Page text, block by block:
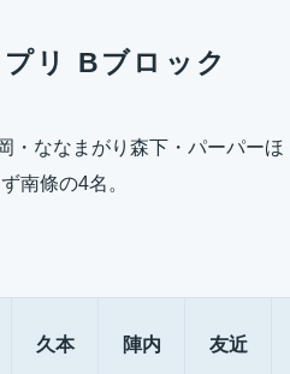
リ Bブロック
・ななまがり森下・パーパーほ
南條の4名。
久本 陣内 友近